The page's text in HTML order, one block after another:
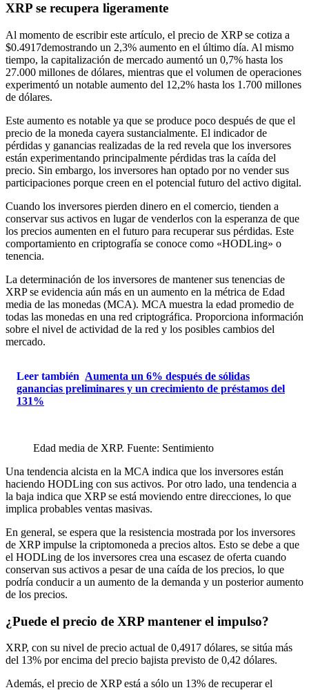
XRP se recupera ligeramente
Al momento de escribir este artículo, el precio de XRP se cotiza a
$0.4917demostrando un 2,3% aumento en el último día. Al mismo
tiempo, la capitalización de mercado aumentó un 0,7% hasta los
27.000 millones de dólares, mientras que el volumen de operaciones
experimentó un notable aumento del 12,2% hasta los 1.700 millones
de dólares.
Este aumento es notable ya que se produce poco después de que el
precio de la moneda cayera sustancialmente. El indicador de
pérdidas y ganancias realizadas de la red revela que los inversores
están experimentando principalmente pérdidas tras la caída del
precio. Sin embargo, los inversores han optado por no vender sus
participaciones porque creen en el potencial futuro del activo digital.
Cuando los inversores pierden dinero en el comercio, tienden a
conservar sus activos en lugar de venderlos con la esperanza de que
los precios aumenten en el futuro para recuperar sus pérdidas. Este
comportamiento en criptografía se conoce como «HODLing» o
tenencia.
La determinación de los inversores de mantener sus tenencias de
XRP se evidencia aún más en un aumento en la métrica de Edad
media de las monedas (MCA). MCA muestra la edad promedio de
todas las monedas en una red criptográfica. Proporciona información
sobre el nivel de actividad de la red y los posibles cambios del
mercado.
Leer también Aumenta un 6% después de sólidas
ganancias preliminares y un crecimiento de préstamos del
131%
Edad media de XRP. Fuente: Sentimiento
Una tendencia alcista en la MCA indica que los inversores están
haciendo HODLing con sus activos. Por otro lado, una tendencia a
la baja indica que XRP se está moviendo entre direcciones, lo que
implica probables ventas masivas.
En general, se espera que la resistencia mostrada por los inversores
de XRP impulse la criptomoneda a precios altos. Esto se debe a que
el HODLing de los inversores crea una escasez de oferta cuando
conservan sus activos a pesar de una caída de los precios, lo que
podría conducir a un aumento de la demanda y un posterior aumento
de los precios.
¿Puede el precio de XRP mantener el impulso?
XRP, con su nivel de precio actual de 0,4917 dólares, se sitúa más
del 13% por encima del precio bajista previsto de 0,42 dólares.
Además, el precio de XRP está a sólo un 13% de recuperar el